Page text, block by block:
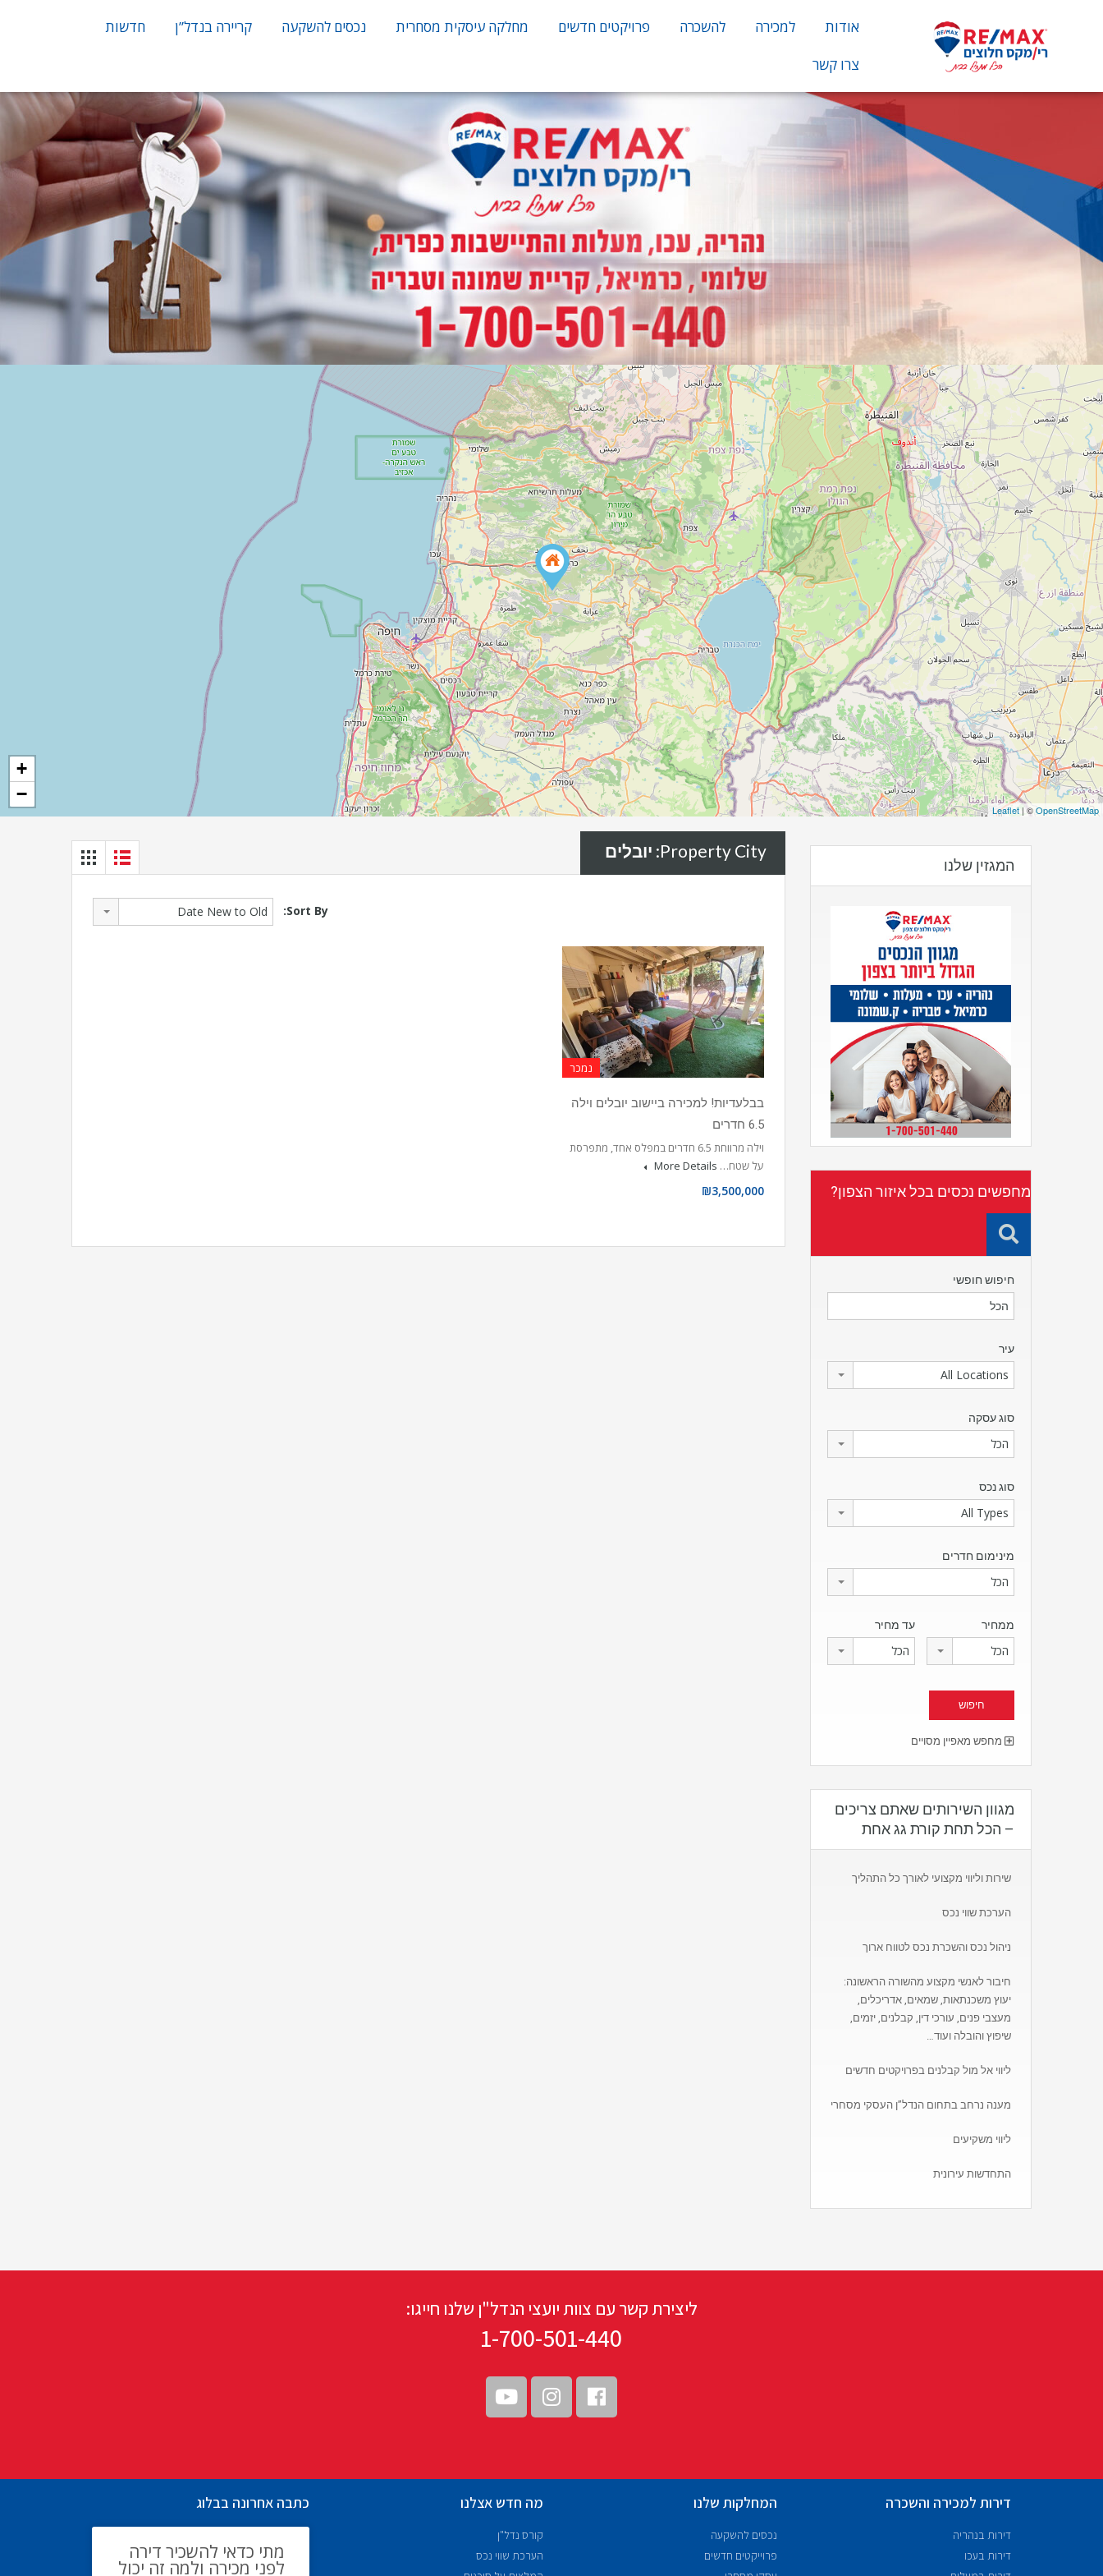
אודות למכירה להשכרה פרויקטים חדשים מחלקה עיסקית מסחרית נכסים להשקעה קריירה בנדל”ן
חדשות
צרו קשר
+
−
Leaflet | ©OpenStreetMap
Property City: יובלים
Sort By:
Date New to Old
נמכר
בבלעדיות! למכירה ביישוב יובלים וילה
6.5 חדרים
וילה מרווחת 6.5 חדרים במפלס אחד, מתפרסת
על שטח… More Details
₪3,500,000
המגזין שלנו
מחפשים נכסים בכל איזור הצפון?
חיפוש חופשי
עיר
All Locations
סוג עסקה
הכל
סוג נכס
All Types
מינימום חדרים
הכל
ממחיר
הכל
עד מחיר
הכל
מחפש מאפיין מסויים
מגוון השירותים שאתם צריכים
– הכל תחת קורת גג אחת
שירות וליווי מקצועי לאורך כל התהליך
הערכת שווי נכס
ניהול נכס והשכרת נכס לטווח ארוך
חיבור לאנשי מקצוע מהשורה הראשונה:
יעוץ משכנתאות, שמאים, אדריכלים,
מעצבי פנים, עורכי דין, קבלנים, יזמים,
שיפוץ והובלה ועוד…
ליווי אל מול קבלנים בפרויקטים חדשים
מענה נרחב בתחום הנדל”ן העסקי מסחרי
ליווי משקיעים
התחדשות עירונית
ליצירת קשר עם צוות יועצי הנדל"ן שלנו חייגו:
1-700-501-440
1-700-501-440
דירות למכירה והשכרה
דירות בנהריה
דירות בעכו
המחלקות שלנו
נכסים להשקעה
פרוייקטים חדשים
מה חדש אצלנו
קורס נדל"ן
הערכת שווי נכס
כתבה אחרונה בבלוג
מתי כדאי להשכיר דירה
לפני מכירה ולמה זה יכול